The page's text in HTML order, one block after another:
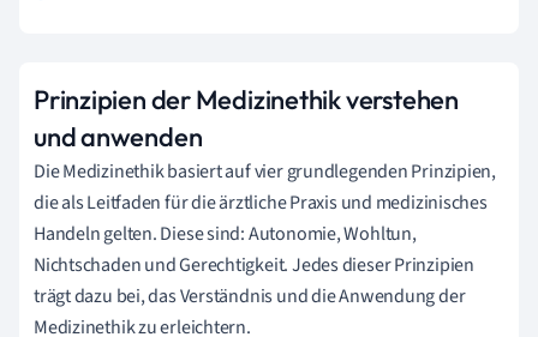
Prinzipien der Medizinethik verstehen
und anwenden
Die Medizinethik basiert auf vier grundlegenden Prinzipien,
die als Leitfaden für die ärztliche Praxis und medizinisches
Handeln gelten. Diese sind: Autonomie, Wohltun,
Nichtschaden und Gerechtigkeit. Jedes dieser Prinzipien
trägt dazu bei, das Verständnis und die Anwendung der
Medizinethik zu erleichtern.